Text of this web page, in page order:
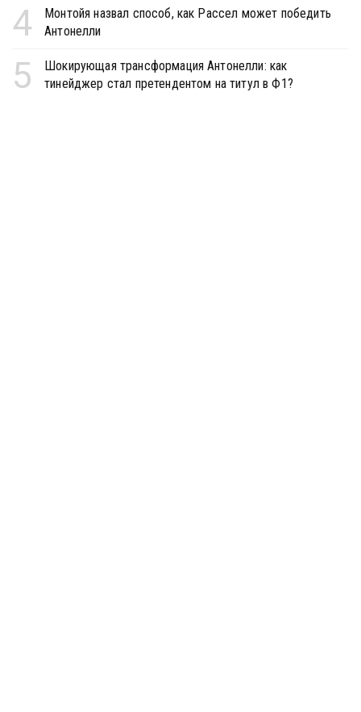
4
Монтойя назвал способ, как Рассел может победить
Антонелли
5
Шокирующая трансформация Антонелли: как
тинейджер стал претендентом на титул в Ф1?